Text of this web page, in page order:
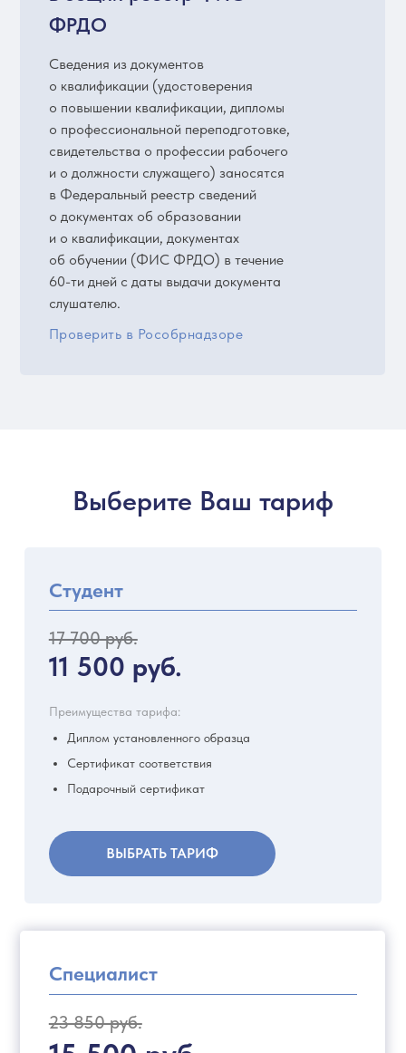
Сведения из документов
о квалификации (удостоверения
о повышении квалификации, дипломы
о профессиональной переподготовке,
свидетельства о профессии рабочего
и о должности служащего) заносятся
в Федеральный реестр сведений
о документах об образовании
и о квалификации, документах
об обучении (ФИС ФРДО) в течение
60-ти дней с даты выдачи документа
слушателю.
ФРДО
Проверить в Рособрнадзоре
Выберите Ваш тариф
Преимущества тарифа:
Студент
ВЫБРАТЬ ТАРИФ
Диплом установленного образца
Сертификат соответствия
Подарочный сертификат
11 500 руб.
23 850 руб.
17 700 руб.
Специалист